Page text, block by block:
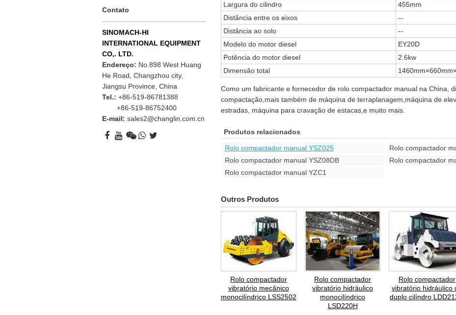
Largura do cilindro
455mm
Distância entre os eixos
--
Distância ao solo
--
Modelo do motor diesel
EY20D
Potência do motor diesel
2.6kw
Dimensão total
Como um fabricante e fornecedor de rolo compactador manual na China,
compactação,mais também de máquina de terraplanagem,máquina de
estradas, máquina para cravação de estacas,e muito mais.
Produtos relacionados
Rolo compactador manual YSZ025
Rolo compactador
Rolo compactador manual YSZ08DB
Rolo compactador
Rolo compactador manual YZC1
Outros Produtos
Rolo compactador
vibratório mecânico
monocilíndrico LSS2502
Rolo compactador
vibratório hidráulico
monocilíndrico
LSD220H
Rolo compactador
vibratório hidráulico
duplo cilíndro
Contato
SINOMACH-HI
INTERNATIONAL EQUIPMENT
CO,. LTD.
Endereço: No.898 West Huang
He Road, Changzhou city,
Jiangsu Province, China
Tel.: +86-519-86781388
+86-519-86752400
E-mail:sales2@changlin.com.cn